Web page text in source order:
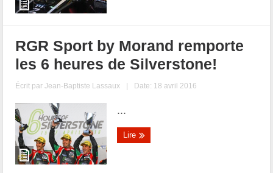
RGR Sport by Morand remporte
les 6 heures de Silverstone!
Écrit parJean-Baptiste Lassaux | Date: 18 avril 2016
...
Lire